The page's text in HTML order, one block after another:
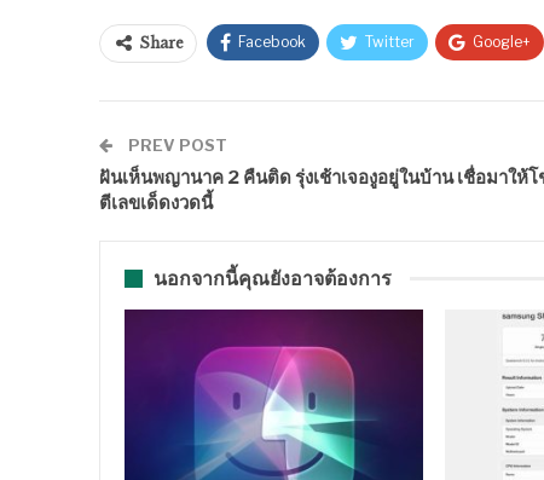
Share Facebook Twitter Google+
PREV POST
ฝันเห็นพญานาค 2 คืนติด รุ่งเช้าเจองูอยู่ในบ้าน เชื่อมาให้
ตีเลขเด็ดงวดนี้
นอกจากนี้คุณยังอาจต้องการ